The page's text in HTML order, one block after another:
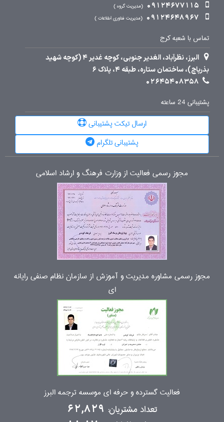
09124677115
مدیریت گروه
09124648967 مدیریت فناوری اطلاعات
تماس با شعبه کرج
البرز، نظرآباد، الغدیر جنوبی، کوچه غدیر 4 (کوچه شهید
بذرپاچ)، ساختمان ستاره، طبقه 4، پلاک 6
02645408358
پشتیبانی 24 ساعته
ارسال تیکت پشتیبانی
پشتیبانی تلگرام
مجوز رسمی فعالیت از وزارت فرهنگ و ارشاد اسلامی
مجوز رسمی مشاوره مدیریت و آموزش از سازمان نظام صنفی رایانه
ای
فعالیت گسترده و حرفه ای موسسه ترجمه البرز
تعداد مشتریان: 62,829